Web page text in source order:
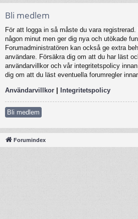
Bli medlem
För att logga in så måste du vara
någon minut men ger dig nya och utökade
Forumadministratören kan också ge extra
användare. Försäkra dig om att du har läst
användarvillkor och vår integritetspolicy
dig om att du läst eventuella forumregler
Användarvillkor | Integritetspolicy
Bli medlem
Forumindex